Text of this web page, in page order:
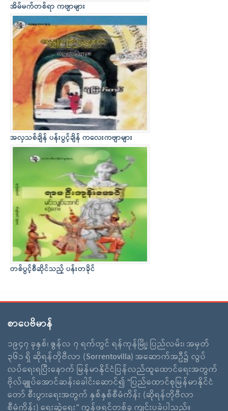
အိမ်မက်တစ်ရာ ကဗျာများ
အလှသစ်ချိန် ပန်းပွင့်ချိန် ကလေးကဗျာများ
တစ်ပွင့်စီဆိုင်သည့် ပန်းတခိုင်
စာပေဗိမာန်
၁၉၄၇ ခုနှစ်၊ ဇွန်လ ၇ ရက်တွင် ရန်ကုန်မြို့၊ ပြည်လမ်း၊ အမှတ်
၃၆၁ ရှိ ဆိုရန်တိုဗီလာ (Sorrentovilla) အဆောက်အဦ၌ လွပ်
လပ်ရေးရပြီးနောက် မြန်မာနိုင်ငံပြန်လည်ထူထောင်ရေးအတွက်
ဗိုလ်ချူပ်အောင်ဆန်းခေါင်းဆောင်၍ “ပြည်ထောင်စုမြန်မာနိုင်ငံ
တော် စီးပွားရေးအတွက် နှစ်နှစ်စီမံကိန်း (ဆိုရန်တိုဗီလာ
စီမံကိန်း) ရေးဆွဲရေး” ကွန်ဖရင့်တစ်ခု ကျင်းပခဲ့ပါသည်။